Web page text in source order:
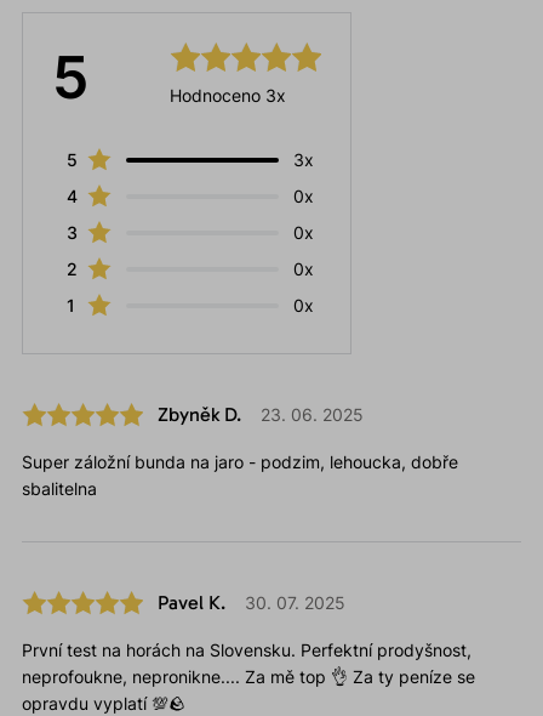
5 Hodnoceno 3x
5
3x
4
0x
3
0x
2
0x
1
0x
Zbyněk D. 23. 06. 2025
Super záložní bunda na jaro - podzim, lehoucka, dobře
sbalitelna
Pavel K. 30. 07. 2025
První test na horách na Slovensku. Perfektní prodyšnost,
neprofoukne, nepronikne.... Za mě top 👌 Za ty peníze se
opravdu vyplatí 💯🪨